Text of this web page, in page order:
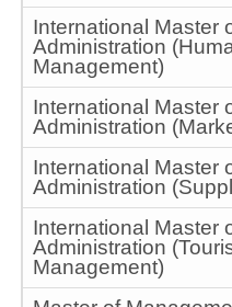
International Master
Administration
Management)
International Master
Administration
International Master
Administration
International Master
Administration
Management)